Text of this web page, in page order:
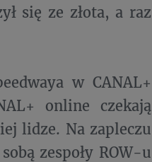
się ze złota, a raz
w CANAL+
online czekają
lidze. Na zapleczu
zespoły ROW-u